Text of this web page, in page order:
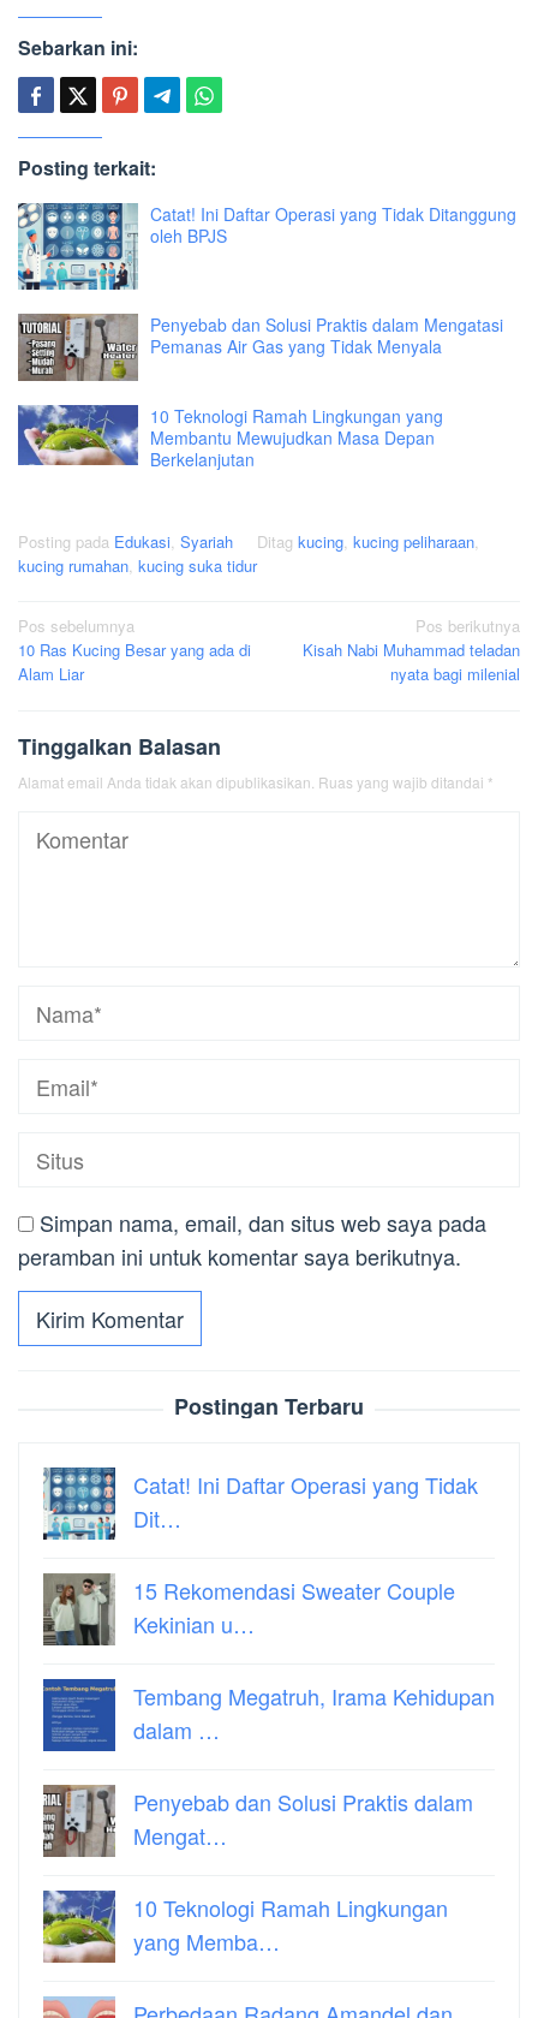
Sebarkan ini:
Posting terkait:
Catat! Ini Daftar Operasi yang Tidak Ditanggung
oleh BPJS
Penyebab dan Solusi Praktis dalam Mengatasi
Pemanas Air Gas yang Tidak Menyala
10 Teknologi Ramah Lingkungan yang
Membantu Mewujudkan Masa Depan
Berkelanjutan
Posting pada Edukasi, Syariah Ditag kucing, kucing peliharaan,
kucing rumahan, kucing suka tidur
Navigasi
pos
Pos sebelumnya
10 Ras Kucing Besar yang ada di
Alam Liar
Pos berikutnya
Kisah Nabi Muhammad teladan
nyata bagi milenial
Tinggalkan Balasan
Alamat email Anda tidak akan dipublikasikan. Ruas yang wajib ditandai *
Simpan nama, email, dan situs web saya pada
peramban ini untuk komentar saya berikutnya.
Postingan Terbaru
Catat! Ini Daftar Operasi yang Tidak
Dit…
15 Rekomendasi Sweater Couple
Kekinian u…
Tembang Megatruh, Irama Kehidupan
dalam …
Penyebab dan Solusi Praktis dalam
Mengat…
10 Teknologi Ramah Lingkungan
yang Memba…